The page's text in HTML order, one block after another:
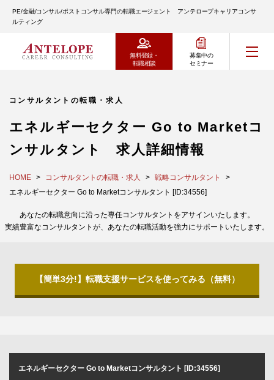
PE/金融/コンサル/ポストコンサル専門の転職エージェント アンテロープキャリアコンサ
ルティング
無料登録・
転職相談
募集中の
セミナー
コンサルタントの転職・求人
エネルギーセクター Go to Marketコ
ンサルタント 求人詳細情報
HOME コンサルタントの転職・求人
戦略コンサルタント
エネルギーセクター Go to Marketコンサルタント [ID:34556]
あなたの転職意向に沿った専任コンサルタントをアサインいたします。
実績豊富なコンサルタントが、あなたの転職活動を強力にサポートいたします。
【簡単3分!】転職支援サービスを使ってみる（無料）
エネルギーセクター Go to Marketコンサルタント [ID:34556]